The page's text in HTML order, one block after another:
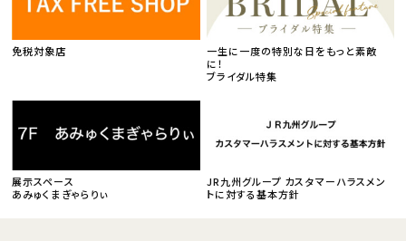
免税対象店
一生に一度の特別な日をもっと素敵
に！
ブライダル特集
展示スペース
あみゅくまぎゃらりぃ
JR九州グループ カスタマーハラスメン
トに対する基本方針